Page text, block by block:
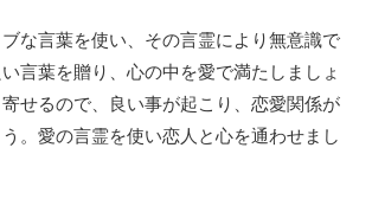
な言葉を使い、その言霊により無意識で
言葉を贈り、心の中を愛で満たしましょ
せるので、良い事が起こり、恋愛関係が
。愛の言霊を使い恋人と心を通わせまし